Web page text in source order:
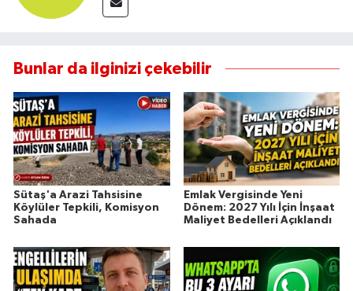
Bunlar da ilginizi çekebilir
Sütaş'a Arazi Tahsisine
Köylüler Tepkili, Komisyon
Sahada
Emlak Vergisinde Yeni
Dönem: 2027 Yılı İçin İnşaat
Maliyet Bedelleri Açıklandı